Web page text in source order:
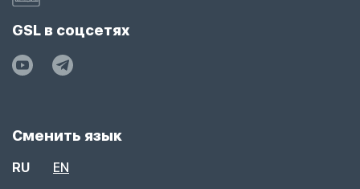
GSL в соцсетях
Сменить язык
RU EN